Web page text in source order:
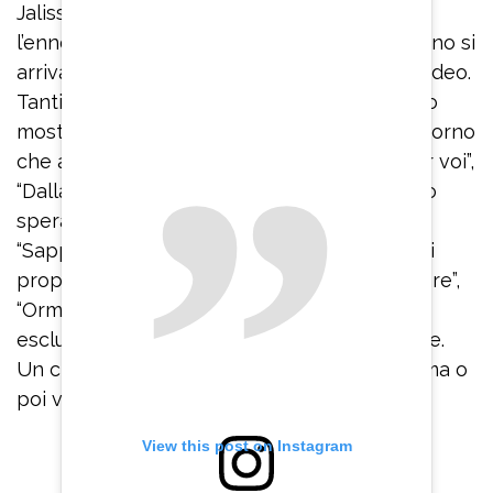
Jalisse a corredo della clip che documenta
l’ennesima delusione. “Dai che il prossimo anno si
arriva alla cifra tonda”, hanno aggiunto nel video.
Tantissimi i commenti di persone che si sono
mostrate solidali con la celebre coppia: “Il giorno
che andrete, tutta l’Italia davvero voterà per voi”,
“Dalla premessa di Conti ci abbiamo davvero
sperato. Sempre con voi con tutto il cuore”,
“Sappiate che il pubblico continua ad amarvi
proprio per questo”, “A 30 vi fanno partecipare”,
“Ormai siete nella leggenda”, “La vostra
esclusione è più attesa delle selezioni stesse.
Un classico intramontabile”, “Continuate prima o
poi vi prendono”.
View this post on Instagram